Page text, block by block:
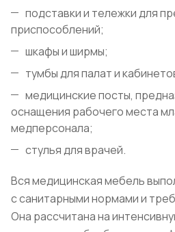
подставки и тележки для
приспособлений;
шкафы и ширмы;
тумбы для палат и
медицинские посты,
оснащения рабочего места
медперсонала;
стулья для врачей.
Вся медицинская мебель
с санитарными нормами и
Она рассчитана на